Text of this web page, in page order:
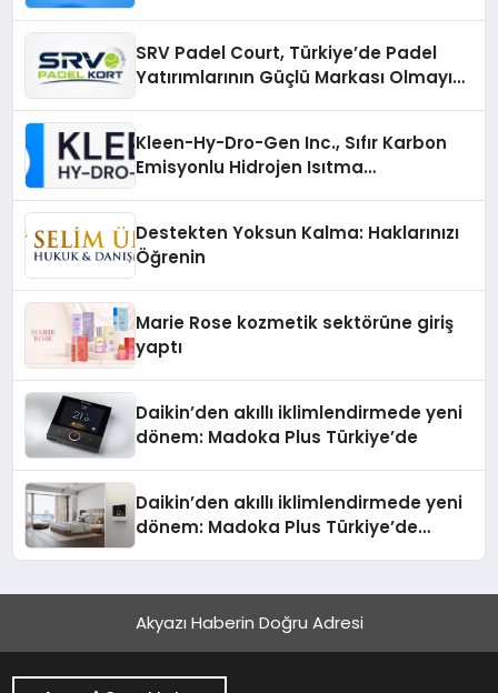
SRV Padel Court, Türkiye’de Padel
Yatırımlarının Güçlü Markası Olmayı
Kleen-Hy-Dro-Gen Inc., Sıfır Karbon
Emisyonlu Hidrojen Isıtma
Destekten Yoksun Kalma: Haklarınızı
Öğrenin
Marie Rose kozmetik sektörüne giriş
yaptı
Daikin’den akıllı iklimlendirmede yeni
dönem: Madoka Plus Türkiye’de
Daikin’den akıllı iklimlendirmede yeni
dönem: Madoka Plus Türkiye’de
teknolojilerle donatılmış son modeli
VRV kontrol ünitesi Madoka Plus
Türkiye’de satışa sunuldu. Tam
dokunmatik ekranı, mobil uygulama
Akyazı Haberin Doğru Adresi